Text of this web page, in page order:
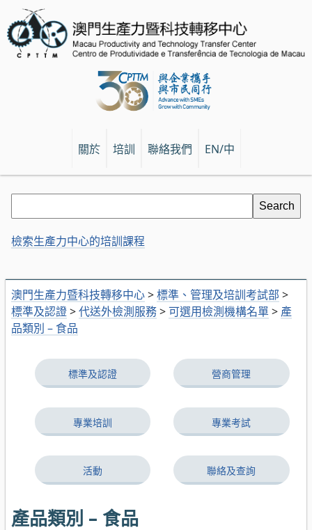
關於 培訓 聯絡我們 EN/中
澳門生產力暨科技轉移中心>標準、管理及培訓考試部 >
標準及認證>代送外檢測服務> 可選用檢測機構名單> 產
品類別 – 食品
標準及認證 營商管理
專業培訓 專業考試
活動 聯絡及查詢
產品類別 – 食品
檢索生產力中心的培訓課程